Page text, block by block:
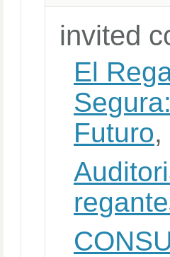
invited
El
Futuro